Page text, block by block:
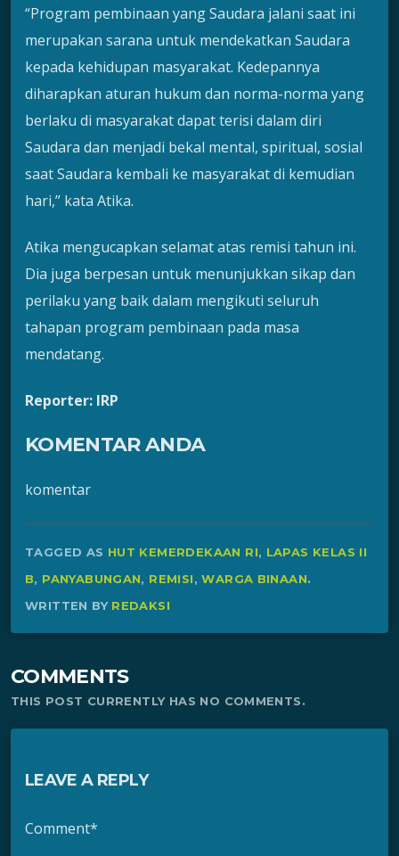
“Program pembinaan yang Saudara jalani saat ini
merupakan sarana untuk mendekatkan Saudara
kepada kehidupan masyarakat. Kedepannya
diharapkan aturan hukum dan norma-norma yang
berlaku di masyarakat dapat terisi dalam diri
Saudara dan menjadi bekal mental, spiritual, sosial
saat Saudara kembali ke masyarakat di kemudian
hari,” kata Atika.
Atika mengucapkan selamat atas remisi tahun ini.
Dia juga berpesan untuk menunjukkan sikap dan
perilaku yang baik dalam mengikuti seluruh
tahapan program pembinaan pada masa
mendatang.
Reporter: IRP
KOMENTAR ANDA
komentar
TAGGED AS HUT KEMERDEKAAN RI, LAPAS KELAS II
B, PANYABUNGAN, REMISI,WARGA BINAAN.
WRITTEN BY REDAKSI
COMMENTS
THIS POST CURRENTLY HAS NO COMMENTS.
LEAVE A REPLY
Comment*